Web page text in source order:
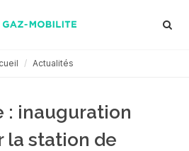
Actualités
: inauguration
la station de